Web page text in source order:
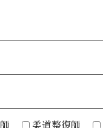
柔道整復師